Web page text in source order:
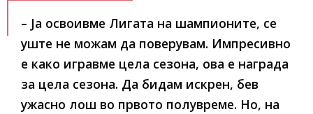
– Ја освоивме Лигата на шампионите, се
уште не можам да поверувам. Импресивно
е како игравме цела сезона, ова е награда
за цела сезона. Да бидам искрен, бев
ужасно лош во првото полувреме. Но, на